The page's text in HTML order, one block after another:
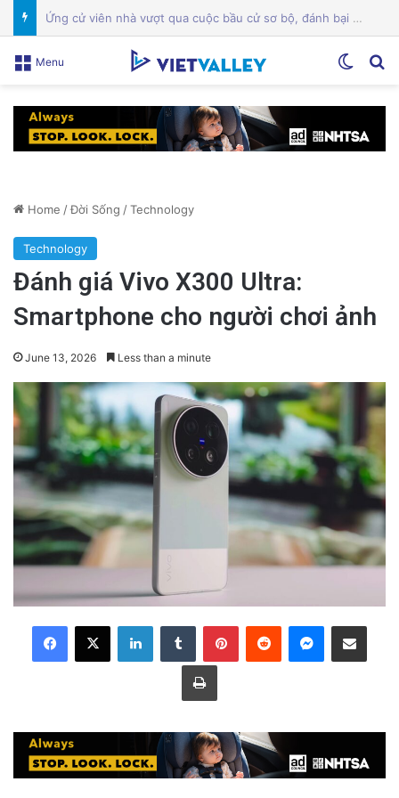
Một địa điểm thứ hai ở trung tâm San Jose đóng cửa giữa cuộc chiến giấy phép
Menu
Home /Đời Sống /Technology
Technology
Đánh giá Vivo X300 Ultra:
Smartphone cho người chơi ảnh
June 13, 2026 Less than a minute
LinkedInTumblr PinterestReddit Messenger
Share via Email
Print